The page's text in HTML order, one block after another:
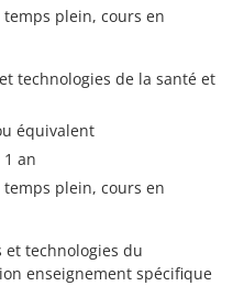
plein, cours en
technologies de la santé et
équivalent
an
plein, cours en
et technologies du
enseignement spécifique